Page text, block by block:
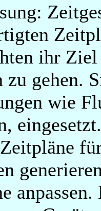
ihr
zu gehen.
wie